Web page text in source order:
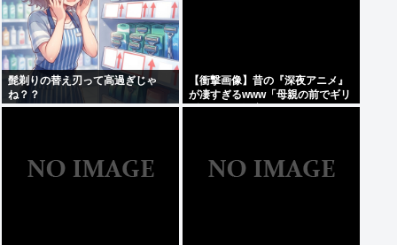
髭剃りの替え刃って高過ぎじゃ
ね？？
【衝撃画像】昔の『深夜アニメ』
が凄すぎるwww「母親の前でギリ
ギリ見れる深夜アニメ」がこち